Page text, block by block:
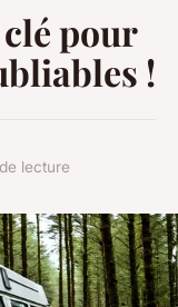
pour
!
lecture